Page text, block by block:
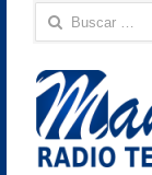
Buscar: